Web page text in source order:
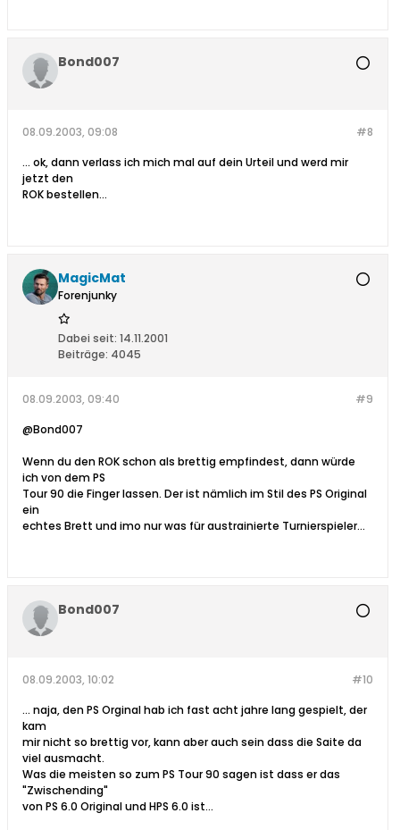
Bond007
#8
08.09.2003, 09:08
... ok, dann verlass ich mich mal auf dein Urteil und werd mir
jetzt den
ROK bestellen...
MagicMat
Forenjunky
Dabei seit: 14.11.2001
Beiträge: 4045
#9
08.09.2003, 09:40
@Bond007
Wenn du den ROK schon als brettig empfindest, dann würde
ich von dem PS
Tour 90 die Finger lassen. Der ist nämlich im Stil des PS Original
ein
echtes Brett und imo nur was für austrainierte Turnierspieler...
Bond007
#10
08.09.2003, 10:02
... naja, den PS Orginal hab ich fast acht jahre lang gespielt, der
kam
mir nicht so brettig vor, kann aber auch sein dass die Saite da
viel ausmacht.
Was die meisten so zum PS Tour 90 sagen ist dass er das
"Zwischending"
von PS 6.0 Original und HPS 6.0 ist...